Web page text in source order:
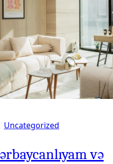
Uncategorized
və